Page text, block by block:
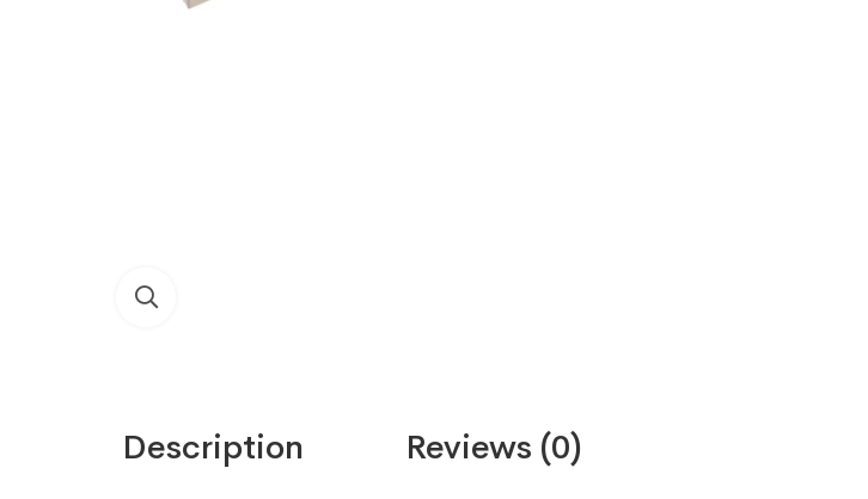
Description Reviews (0)